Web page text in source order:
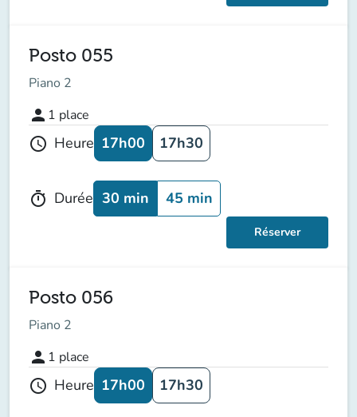
Posto 055
Piano 2
person 1 place
schedule Heure 17h00 17h30
timer Durée 30 min 45 min
Réserver
Posto 056
Piano 2
person 1 place
schedule Heure 17h00 17h30